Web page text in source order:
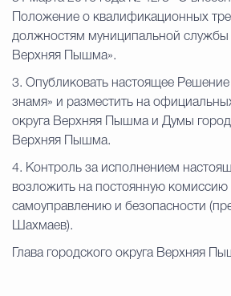
Положение о квалификационных
должностям муниципальной службы
Верхняя Пышма».
3. Опубликовать настоящее Решение
знамя» и разместить на
округа Верхняя Пышма и Думы
Верхняя Пышма.
4. Контроль за исполнением
возложить на постоянную
самоуправлению и безопасности
Шахмаев).
Глава городского округа Верхняя